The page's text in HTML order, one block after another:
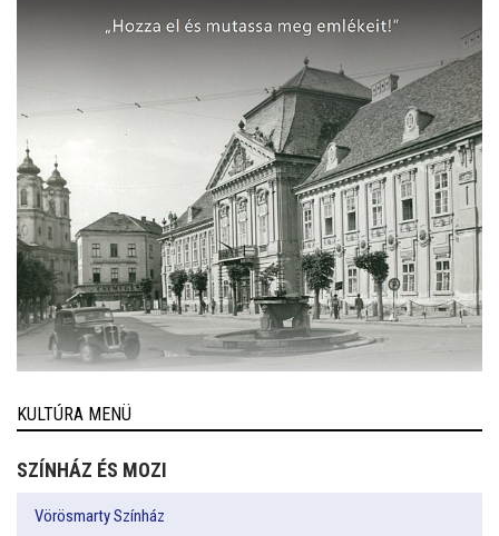
KULTÚRA MENÜ
SZÍNHÁZ ÉS MOZI
Vörösmarty Színház